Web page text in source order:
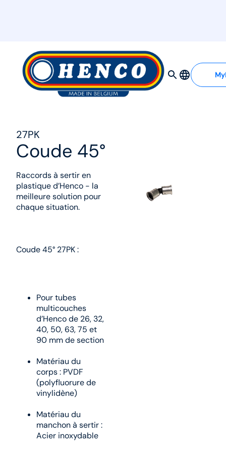
27PK
Coude 45°
Raccords à sertir en
plastique d’Henco - la
meilleure solution pour
chaque situation.
Coude 45° 27PK :
Pour tubes
multicouches
d’Henco de 26, 32,
40, 50, 63, 75 et
90 mm de section
Matériau du
corps : PVDF
(polyfluorure de
vinylidène)
Matériau du
manchon à sertir :
Acier inoxydable